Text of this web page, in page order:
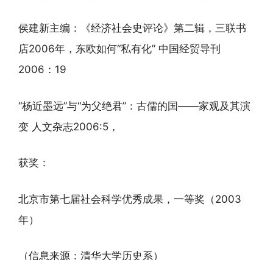
侯建新主编：《经济社会史评论》第二辑，三联书
店2006年，东欧如何“私有化” 中国经贸导刊
2006：19
“杨近墨远”与“为父绝君”：古儒的国——家观及其演
变 人文杂志2006:5，
获奖：
北京市第七届社会科学优秀成果，一等奖（2003
年）
（信息来源：清华大学历史系）